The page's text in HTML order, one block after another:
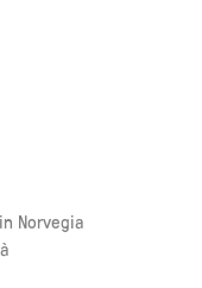
Norvegia